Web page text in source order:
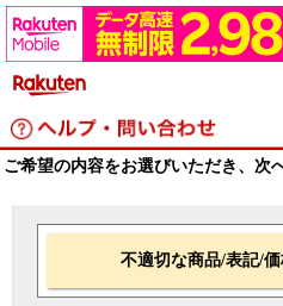
ご希望の内容をお選びいただき、次
不適切な商品/表記/